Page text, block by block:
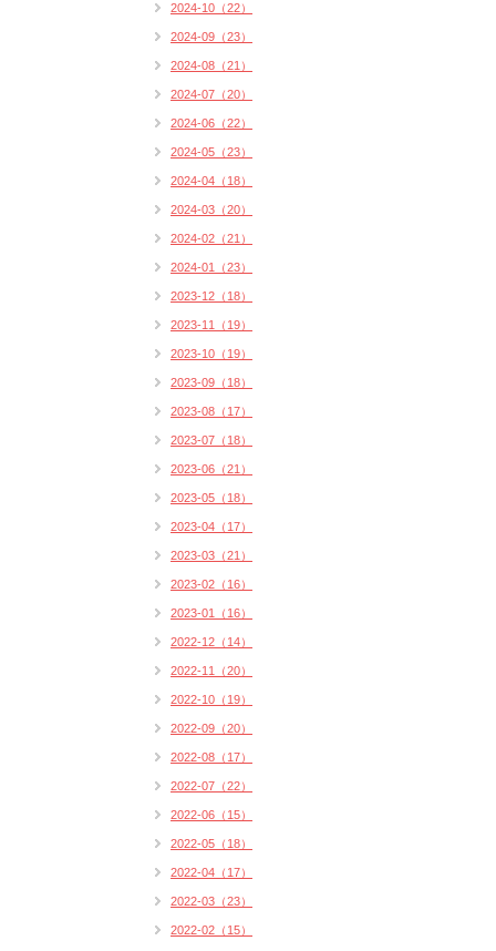
2024-10（22）
2024-09（23）
2024-08（21）
2024-07（20）
2024-06（22）
2024-05（23）
2024-04（18）
2024-03（20）
2024-02（21）
2024-01（23）
2023-12（18）
2023-11（19）
2023-10（19）
2023-09（18）
2023-08（17）
2023-07（18）
2023-06（21）
2023-05（18）
2023-04（17）
2023-03（21）
2023-02（16）
2023-01（16）
2022-12（14）
2022-11（20）
2022-10（19）
2022-09（20）
2022-08（17）
2022-07（22）
2022-06（15）
2022-05（18）
2022-04（17）
2022-03（23）
2022-02（15）